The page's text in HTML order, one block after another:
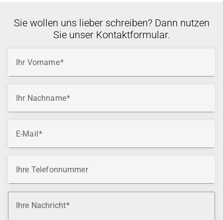
Sie wollen uns lieber schreiben? Dann nutzen
Sie unser Kontaktformular.
Ihr Vorname
Ihr Nachname
E-Mail
Ihre Telefonnummer
Ihre Nachricht